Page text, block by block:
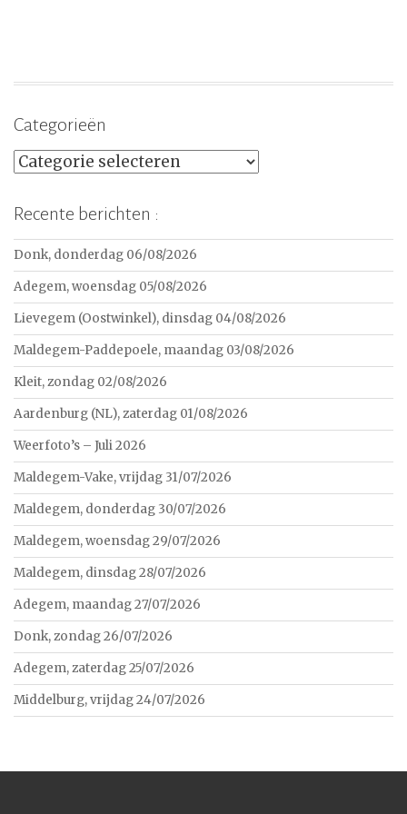
Categorieën
Categorieën
Recente berichten :
Donk, donderdag 06/08/2026
Adegem, woensdag 05/08/2026
Lievegem (Oostwinkel), dinsdag 04/08/2026
Maldegem-Paddepoele, maandag 03/08/2026
Kleit, zondag 02/08/2026
Aardenburg (NL), zaterdag 01/08/2026
Weerfoto’s – Juli 2026
Maldegem-Vake, vrijdag 31/07/2026
Maldegem, donderdag 30/07/2026
Maldegem, woensdag 29/07/2026
Maldegem, dinsdag 28/07/2026
Adegem, maandag 27/07/2026
Donk, zondag 26/07/2026
Adegem, zaterdag 25/07/2026
Middelburg, vrijdag 24/07/2026